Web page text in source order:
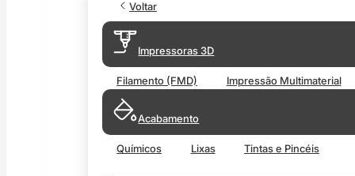
Voltar
Impressoras 3D
Filamento (FMD) Impressão Multimaterial
Acabamento
Químicos Lixas Tintas e Pincéis